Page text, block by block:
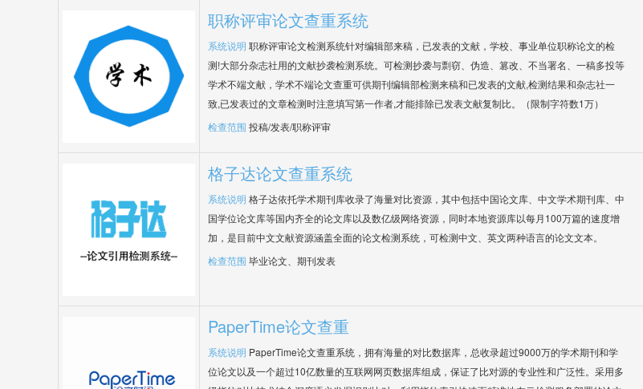
职称评审论文查重系统
系统说明 职称评审论文检测系统针对编辑部来稿，已发表的文献，学校、事业单位职称论文的检
测!大部分杂志社用的文献抄袭检测系统。可检测抄袭与剽窃、伪造、篡改、不当署名、一稿多投等
学术不端文献，学术不端论文查重可供期刊编辑部检测来稿和已发表的文献,检测结果和杂志社一
致,已发表过的文章检测时注意填写第一作者,才能排除已发表文献复制比。（限制字符数1万）
检查范围 投稿/发表/职称评审
格子达论文查重系统
系统说明 格子达依托学术期刊库收录了海量对比资源，其中包括中国论文库、中文学术期刊库、中
国学位论文库等国内齐全的论文库以及数亿级网络资源，同时本地资源库以每月100万篇的速度增
加，是目前中文文献资源涵盖全面的论文检测系统，可检测中文、英文两种语言的论文文本。
检查范围 毕业论文、期刊发表
PaperTime论文查重
系统说明 PaperTime论文查重系统，拥有海量的对比数据库，总收录超过9000万的学术期刊和学
位论文以及一个超过10亿数量的互联网网页数据库组成，保证了比对源的专业性和广泛性。采用多